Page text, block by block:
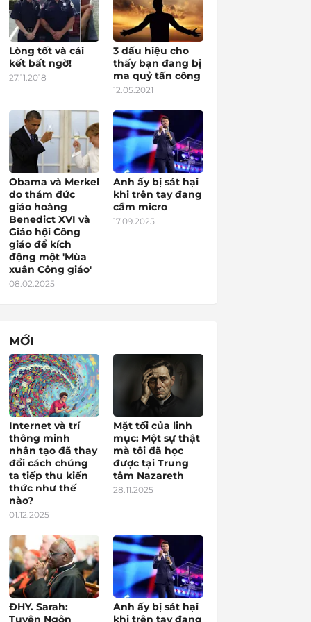
Lòng tốt và cái
kết bất ngờ!
27.11.2018
3 dấu hiệu cho
thấy bạn đang bị
ma quỷ tấn công
12.05.2021
Obama và Merkel
do thám đức
giáo hoàng
Benedict XVI và
Giáo hội Công
giáo để kích
động một 'Mùa
xuân Công giáo'
08.02.2025
Anh ấy bị sát hại
khi trên tay đang
cầm micro
17.09.2025
MỚI
Internet và trí
thông minh
nhân tạo đã thay
đổi cách chúng
ta tiếp thu kiến
thức như thế
nào?
01.12.2025
Mặt tối của linh
mục: Một sự thật
mà tôi đã học
được tại Trung
tâm Nazareth
28.11.2025
ĐHY. Sarah:
Tuyên Ngôn
Anh ấy bị sát hại
khi trên tay đang